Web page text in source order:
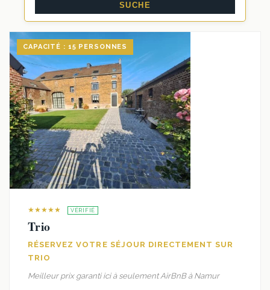
CAPACITÉ : 15 PERSONNES
★★★★★ VÉRIFIÉ
Trio
RÉSERVEZ VOTRE SÉJOUR DIRECTEMENT SUR
TRIO
Meilleur prix garanti ici à seulement AirBnB à Namur